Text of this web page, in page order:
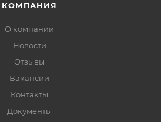
КОМПАНИЯ
О компании
Новости
Отзывы
Вакансии
Контакты
Документы